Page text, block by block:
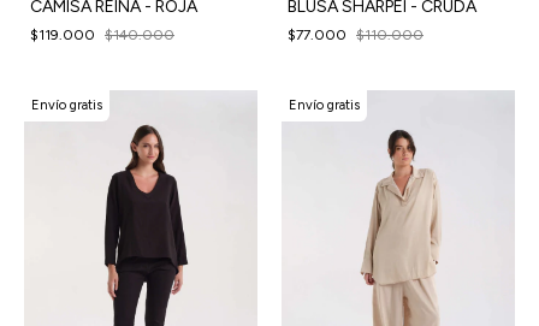
CAMISA REINA - ROJA
$119.000 $140.000
BLUSA SHARPEI - CRUDA
$77.000 $110.000
Envío gratis Envío gratis